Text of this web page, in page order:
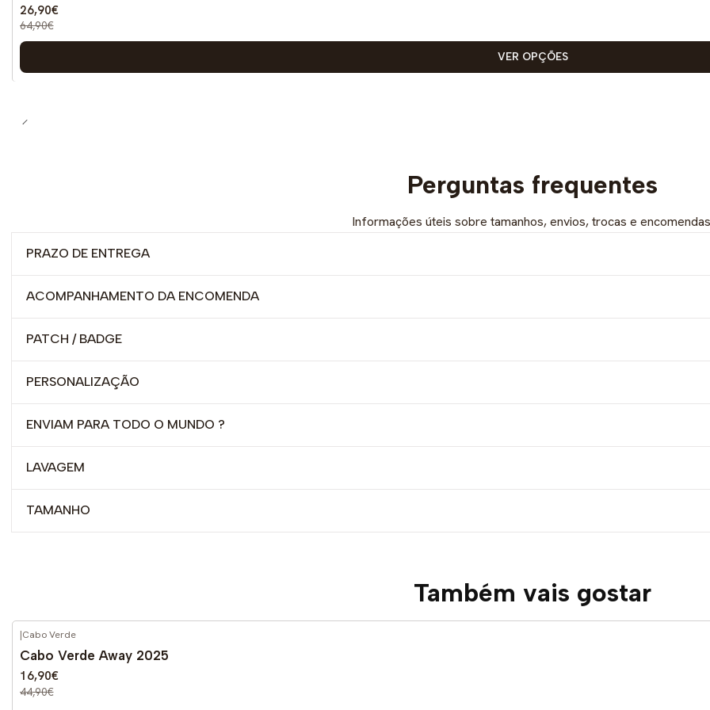
26,90€
64,90€
VER OPÇÕES
Perguntas frequentes
Informações úteis sobre tamanhos, envios, trocas e
PRAZO DE ENTREGA
ACOMPANHAMENTO DA ENCOMENDA
PATCH / BADGE
PERSONALIZAÇÃO
ENVIAM PARA TODO O MUNDO ?
LAVAGEM
TAMANHO
Também vais gostar
-62% DESCONTO
|Cabo Verde
Cabo Verde Away 2025
16,90€
44,90€